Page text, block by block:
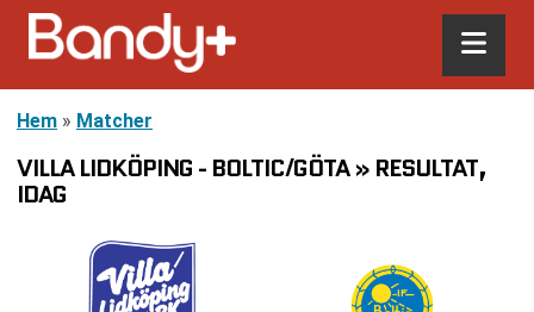
Hem » Matcher
VILLA LIDKÖPING - BOLTIC/GÖTA » RESULTAT,
IDAG